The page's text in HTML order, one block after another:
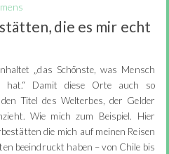
die es mir echt
„das Schönste, was Mensch
Damit diese Orte auch so
Titel des Welterbes, der Gelder
Wie mich zum Beispiel. Hier
die mich auf meinen Reisen
beeindruckt haben – von Chile bis